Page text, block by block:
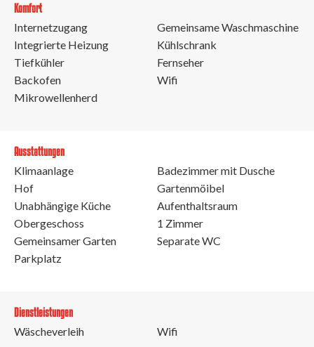
Komfort
Internetzugang
Integrierte Heizung
Tiefkühler
Backofen
Mikrowellenherd
Gemeinsame Waschmaschine
Kühlschrank
Fernseher
Wifi
Ausstattungen
Klimaanlage
Hof
Unabhängige Küche
Obergeschoss
Gemeinsamer Garten
Parkplatz
Badezimmer mit Dusche
Gartenmöibel
Aufenthaltsraum
1 Zimmer
Separate WC
Dienstleistungen
Wäscheverleih
Wifi